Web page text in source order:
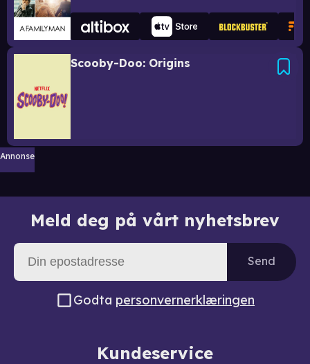
Scooby-Doo: Origins
Annonse
Meld deg på vårt nyhetsbrev
Send
Godta personvernerklæringen
Kundeservice